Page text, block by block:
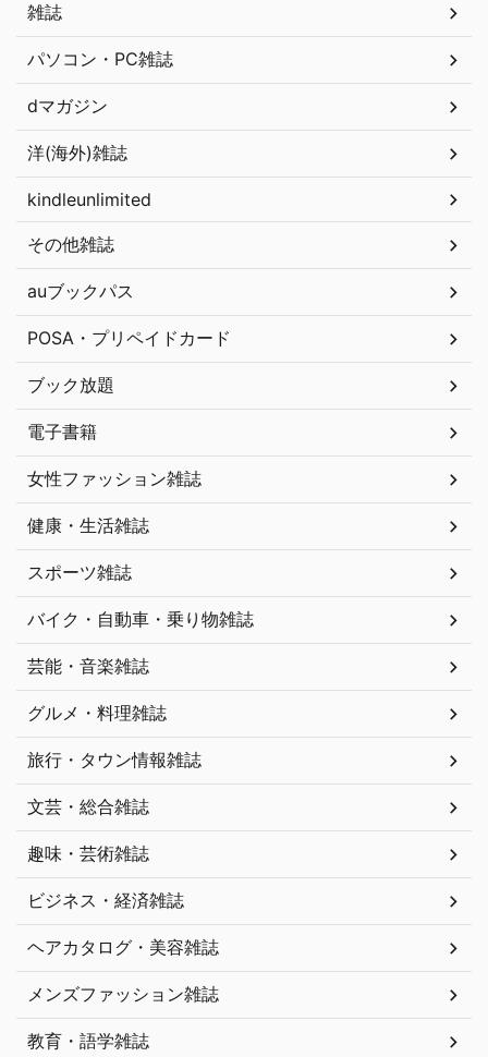
雑誌
パソコン・PC雑誌
dマガジン
洋(海外)雑誌
kindleunlimited
その他雑誌
auブックパス
POSA・プリペイドカード
ブック放題
電子書籍
女性ファッション雑誌
健康・生活雑誌
スポーツ雑誌
バイク・自動車・乗り物雑誌
芸能・音楽雑誌
グルメ・料理雑誌
旅行・タウン情報雑誌
文芸・総合雑誌
趣味・芸術雑誌
ビジネス・経済雑誌
ヘアカタログ・美容雑誌
メンズファッション雑誌
教育・語学雑誌